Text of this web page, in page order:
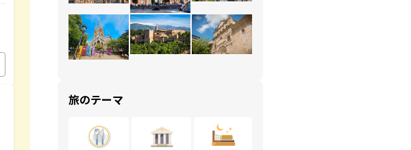
旅のテーマ